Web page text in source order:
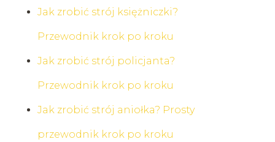
Jak zrobić strój księżniczki?
Przewodnik krok po kroku
Jak zrobić strój policjanta?
Przewodnik krok po kroku
Jak zrobić strój aniołka? Prosty
przewodnik krok po kroku